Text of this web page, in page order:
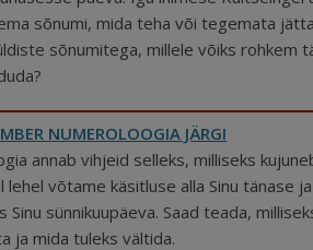
sõnumi, mida teha või tegemata
sõnumitega, millele võiks rohkem
NUMEROLOOGIA JÄRGI
annab vihjeid selleks, milliseks
lehel võtame käsitluse alla Sinu tänase
Sinu sünnikuupäeva. Saad teada,
ja mida tuleks vältida.